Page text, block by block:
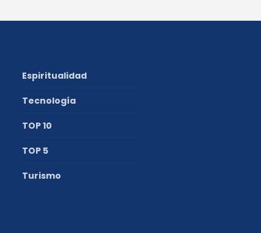
Espiritualidad
Tecnología
TOP 10
TOP 5
Turismo